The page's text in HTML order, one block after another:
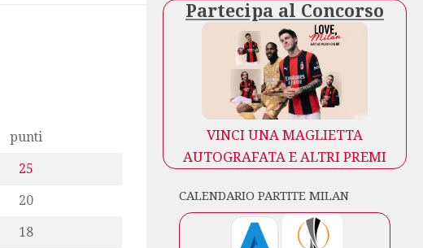
punti
25
20
18
Partecipa al Concorso
VINCI UNA MAGLIETTA
AUTOGRAFATA E ALTRI PREMI
CALENDARIO PARTITE MILAN